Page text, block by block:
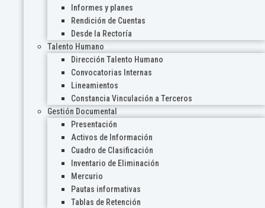
Informes y planes
Rendición de Cuentas
Desde la Rectoría
Talento Humano
Dirección Talento Humano
Convocatorias Internas
Lineamientos
Constancia Vinculación a Terceros
Gestión Documental
Presentación
Activos de Información
Cuadro de Clasificación
Inventario de Eliminación
Mercurio
Pautas informativas
Tablas de Retención